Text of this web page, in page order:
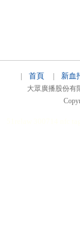
| 首頁| 新血
大眾廣播股份有